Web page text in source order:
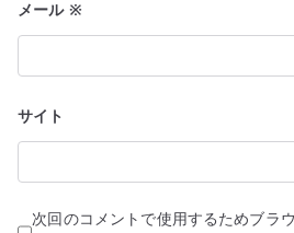
メール ※
サイト
次回のコメントで使用するためブラ